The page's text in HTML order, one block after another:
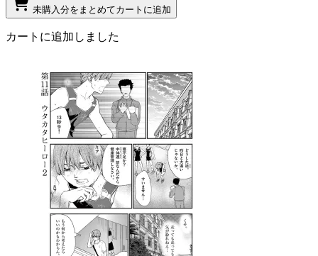
未購入分をまとめてカートに追加
カートに追加しました